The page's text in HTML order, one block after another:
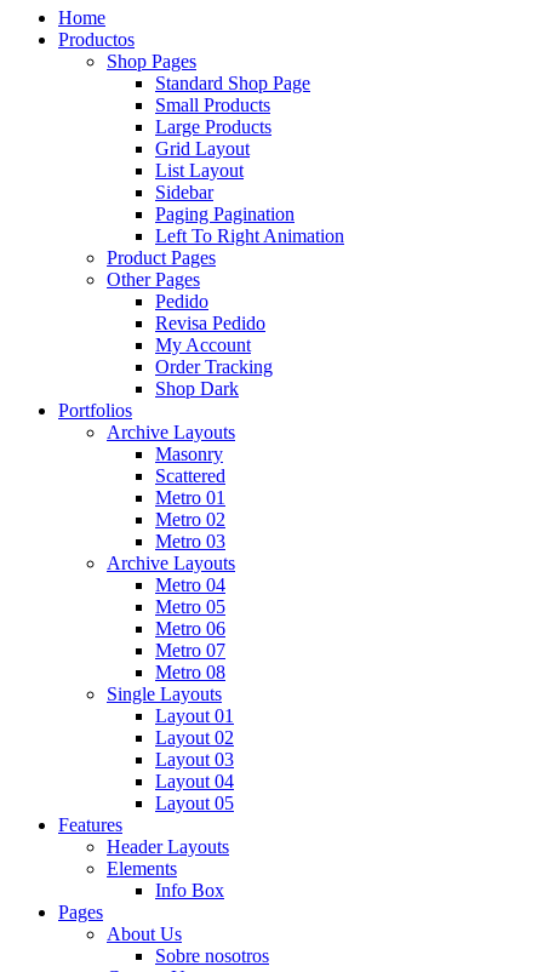
Home
Productos
Shop Pages
Standard Shop Page
Small Products
Large Products
Grid Layout
List Layout
Sidebar
Paging Pagination
Left To Right Animation
Product Pages
Other Pages
Pedido
Revisa Pedido
My Account
Order Tracking
Shop Dark
Portfolios
Archive Layouts
Masonry
Scattered
Metro 01
Metro 02
Metro 03
Archive Layouts
Metro 04
Metro 05
Metro 06
Metro 07
Metro 08
Single Layouts
Layout 01
Layout 02
Layout 03
Layout 04
Layout 05
Features
Header Layouts
Elements
Info Box
Pages
About Us
Sobre nosotros